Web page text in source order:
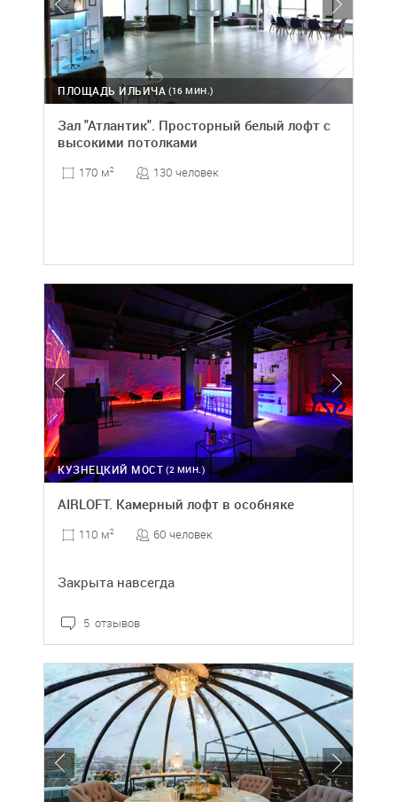
(16 МИН.)
ПЛОЩАДЬ ИЛЬИЧА
Зал "Атлантик". Просторный белый лофт с
высокими потолками
170 м2 130 человек
(2 МИН.)
КУЗНЕЦКИЙ МОСТ
AIRLOFT. Камерный лофт в особняке
110 м2 60 человек
Закрыта навсегда
5 отзывов